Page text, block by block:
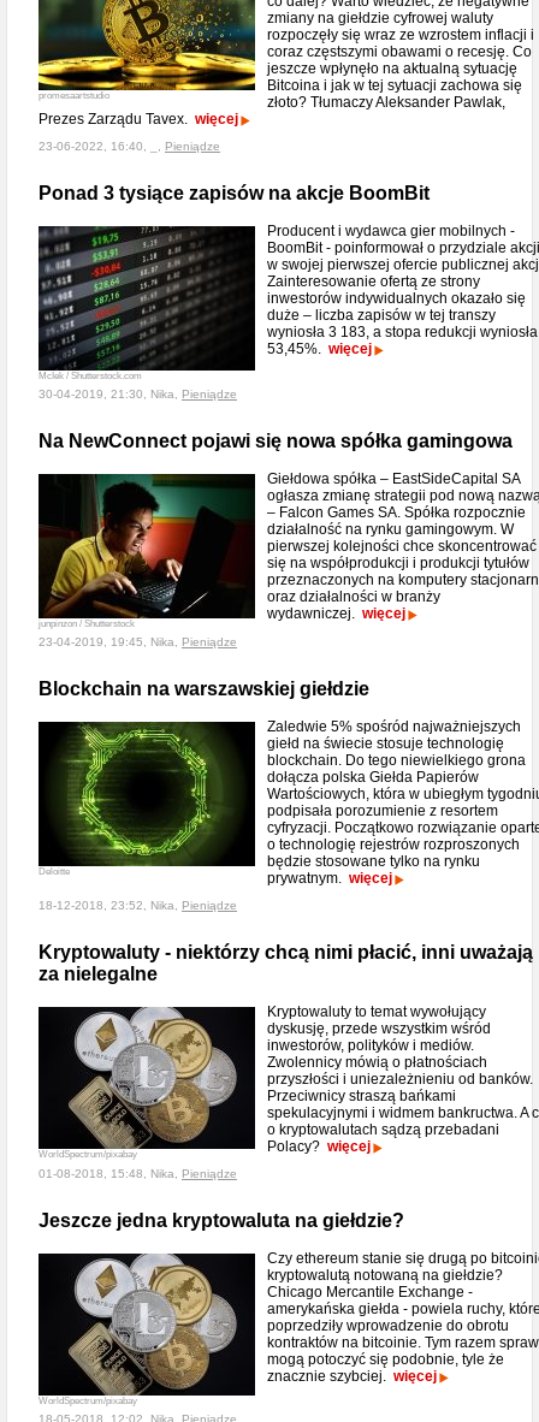
promesaartstudio
zmiany na giełdzie cyfrowej waluty
rozpoczęły się wraz ze wzrostem inflacji i
coraz częstszymi obawami o recesję. Co
jeszcze wpłynęło na aktualną sytuację
Bitcoina i jak w tej sytuacji zachowa się
złoto? Tłumaczy Aleksander Pawlak,
Prezes Zarządu Tavex. więcej
23-06-2022, 16:40, _, Pieniądze
Ponad 3 tysiące zapisów na akcje BoomBit
McIek / Shutterstock.com
Producent i wydawca gier mobilnych -
BoomBit - poinformował o przydziale akcji
w swojej pierwszej ofercie publicznej
Zainteresowanie ofertą ze strony
inwestorów indywidualnych okazało się
duże – liczba zapisów w tej transzy
wyniosła 3 183, a stopa redukcji wyniosła
53,45%. więcej
30-04-2019, 21:30, Nika, Pieniądze
Na NewConnect pojawi się nowa spółka gamingowa
junpinzon / Shutterstock
Giełdowa spółka – EastSideCapital SA
ogłasza zmianę strategii pod nową
– Falcon Games SA. Spółka rozpocznie
działalność na rynku gamingowym. W
pierwszej kolejności chce skoncentrować
się na współprodukcji i produkcji tytułów
przeznaczonych na komputery
oraz działalności w branży
wydawniczej. więcej
23-04-2019, 19:45, Nika, Pieniądze
Blockchain na warszawskiej giełdzie
Deloitte
Zaledwie 5% spośród najważniejszych
giełd na świecie stosuje technologię
blockchain. Do tego niewielkiego grona
dołącza polska Giełda Papierów
Wartościowych, która w ubiegłym
podpisała porozumienie z resortem
cyfryzacji. Początkowo rozwiązanie
o technologię rejestrów rozproszonych
będzie stosowane tylko na rynku
prywatnym. więcej
18-12-2018, 23:52, Nika, Pieniądze
Kryptowaluty - niektórzy chcą nimi płacić, inni uważają
za nielegalne
WorldSpectrum/pixabay
Kryptowaluty to temat wywołujący
dyskusję, przede wszystkim wśród
inwestorów, polityków i mediów.
Zwolennicy mówią o płatnościach
przyszłości i uniezależnieniu od banków.
Przeciwnicy straszą bańkami
spekulacyjnymi i widmem bankructwa. A
o kryptowalutach sądzą przebadani
Polacy? więcej
01-08-2018, 15:48, Nika, Pieniądze
Jeszcze jedna kryptowaluta na giełdzie?
WorldSpectrum/pixabay
Czy ethereum stanie się drugą po
kryptowalutą notowaną na giełdzie?
Chicago Mercantile Exchange -
amerykańska giełda - powiela ruchy,
poprzedziły wprowadzenie do obrotu
kontraktów na bitcoinie. Tym razem
mogą potoczyć się podobnie, tyle że
znacznie szybciej. więcej
18-05-2018, 12:02, Nika, Pieniądze